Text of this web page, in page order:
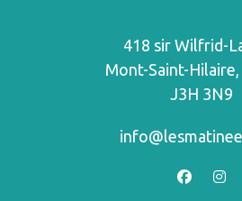
418 sir Wilfrid-
Mont-Saint-
J3H 3N9
facebook